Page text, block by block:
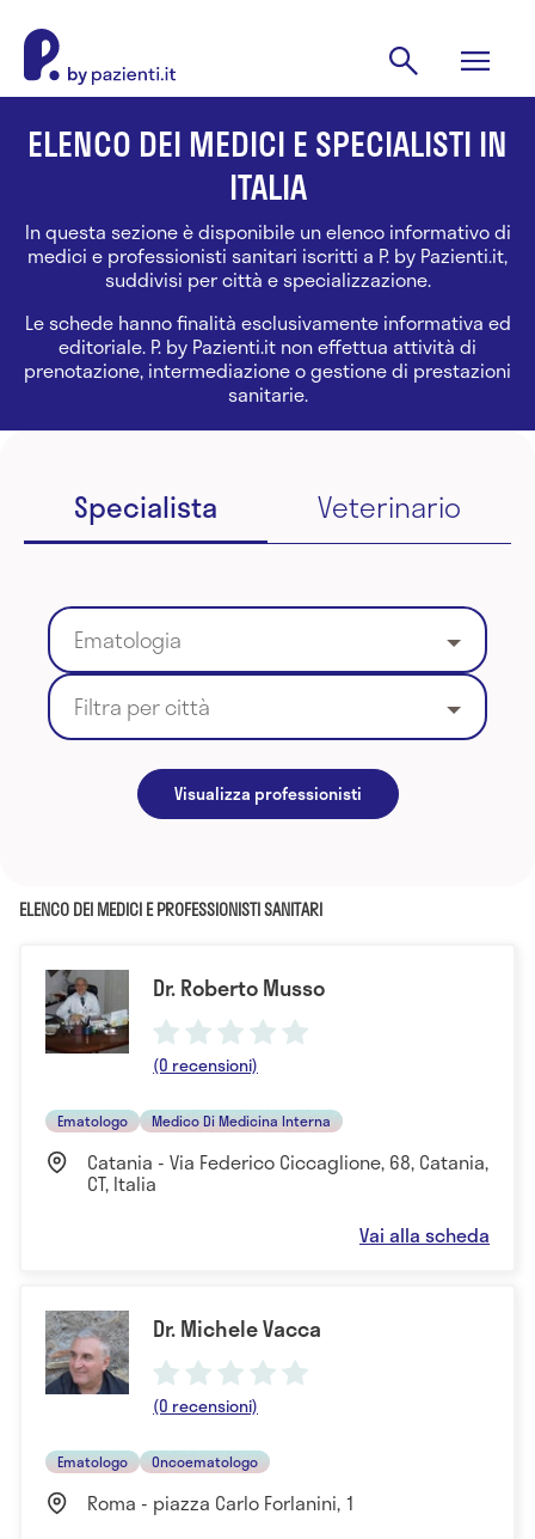
ELENCO DEI MEDICI E SPECIALISTI IN
ITALIA
In questa sezione è disponibile un elenco informativo di
medici e professionisti sanitari iscritti a P. by Pazienti.it,
suddivisi per città e specializzazione.
Le schede hanno finalità esclusivamente informativa ed
editoriale. P. by Pazienti.it non effettua attività di
prenotazione, intermediazione o gestione di prestazioni
sanitarie.
Specialista Veterinario
Ematologia
Filtra per città
Visualizza professionisti
ELENCO DEI MEDICI E PROFESSIONISTI SANITARI
Dr. Roberto Musso
(0 recensioni)
Ematologo Medico Di Medicina Interna
Catania - Via Federico Ciccaglione, 68, Catania,
CT, Italia
Vai alla scheda
Dr. Michele Vacca
(0 recensioni)
Ematologo Oncoematologo
Roma - piazza Carlo Forlanini, 1